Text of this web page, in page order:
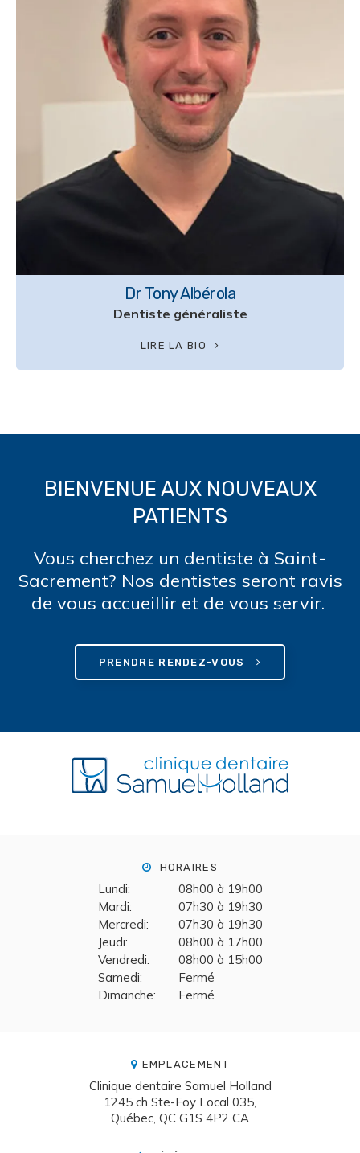
Dr Tony Albérola
Dentiste généraliste
LIRE LA BIO
BIENVENUE AUX NOUVEAUX
PATIENTS
Vous cherchez un dentiste à Saint-
Sacrement? Nos dentistes seront ravis
de vous accueillir et de vous servir.
PRENDRE RENDEZ-VOUS
HORAIRES
Lundi:
08h00 à 19h00
Mardi:
07h30 à 19h30
Mercredi:
07h30 à 19h30
Jeudi:
08h00 à 17h00
Vendredi:
08h00 à 15h00
Samedi:
Fermé
Dimanche:
Fermé
EMPLACEMENT
Clinique dentaire Samuel Holland
1245 ch Ste-Foy Local 035
Québec QC G1S 4P2 CA